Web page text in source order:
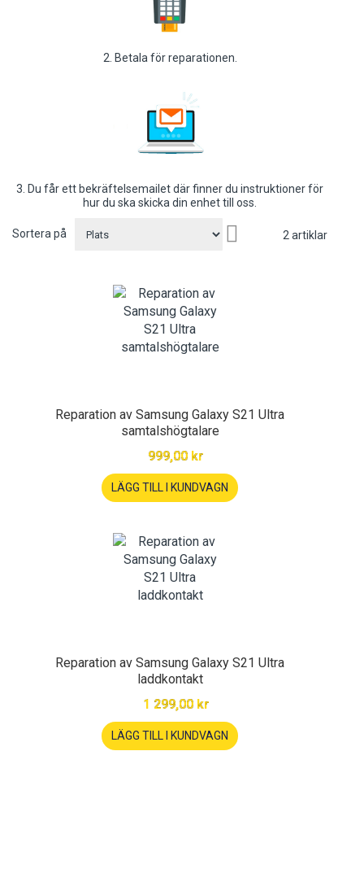
2. Betala för reparationen.
3. Du får ett bekräftelsemailet där finner du instruktioner för
hur du ska skicka din enhet till oss.
2artiklar
Sortera på
Reparation av Samsung Galaxy S21 Ultra
samtalshögtalare
999,00 kr
LÄGG TILL I KUNDVAGN
Reparation av Samsung Galaxy S21 Ultra
laddkontakt
1 299,00 kr
LÄGG TILL I KUNDVAGN